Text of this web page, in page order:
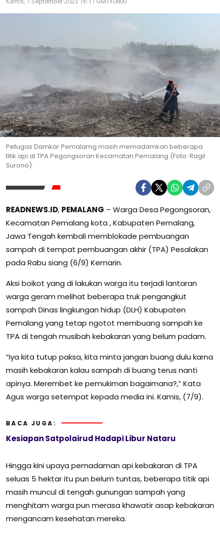
Petugas Damkar Pemalamg masih memadamkan beberapa
titik api di TPA Pegongsoran Kecamatan Pemalang (Foto: Ragil
Surono).
READNEWS.ID, PEMALANG – Warga Desa Pegongsoran,
Kecamatan Pemalang kota , Kabupaten Pemalang,
Jawa Tengah kembali memblokade pembuangan
sampah di tempat pembuangan akhir (TPA) Pesalakan
pada Rabu siang (6/9) Kemarin.
Aksi boikot yang di lakukan warga itu terjadi lantaran
warga geram melihat beberapa truk pengangkut
sampah Dinas lingkungan hidup (DLH) Kabupaten
Pemalang yang tetap ngotot membuang sampah ke
TPA di tengah musibah kebakaran yang belum padam.
“Iya kita tutup paksa, kita minta jangan buang dulu karna
masih kebakaran kalau sampah di buang terus nanti
apinya. Merembet ke pemukiman bagaimana?,” Kata
Agus warga setempat kepada media ini. Kamis, (7/9).
BACA JUGA:
Kesiapan Satpolairud Hadapi Libur Nataru
Hingga kini upaya pemadaman api kebakaran di TPA
seluas 5 hektar itu pun belum tuntas, beberapa titik api
masih muncul di tengah gunungan sampah yang
menghitam warga pun merasa khawatir asap kebakaran
mengancam kesehatan mereka.